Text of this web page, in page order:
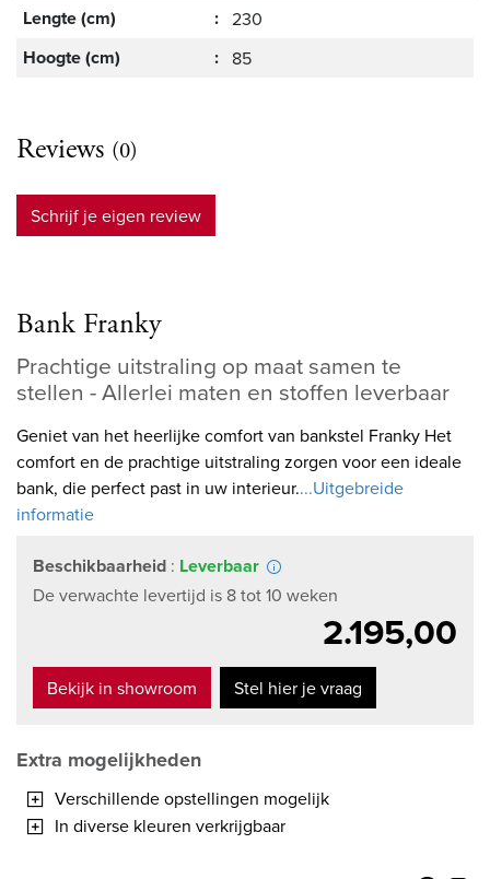
Lengte (cm) : 230
Hoogte (cm) : 85
Reviews (0)
Schrijf je eigen review
Bank Franky
Prachtige uitstraling op maat samen te
stellen - Allerlei maten en stoffen leverbaar
Geniet van het heerlijke comfort van bankstel Franky Het
comfort en de prachtige uitstraling zorgen voor een ideale
bank, die perfect past in uw interieur....Uitgebreide
informatie
Beschikbaarheid : Leverbaar
De verwachte levertijd is 8 tot 10 weken
2.195,00
Bekijk in showroom Stel hier je vraag
Extra mogelijkheden
Verschillende opstellingen mogelijk
In diverse kleuren verkrijgbaar